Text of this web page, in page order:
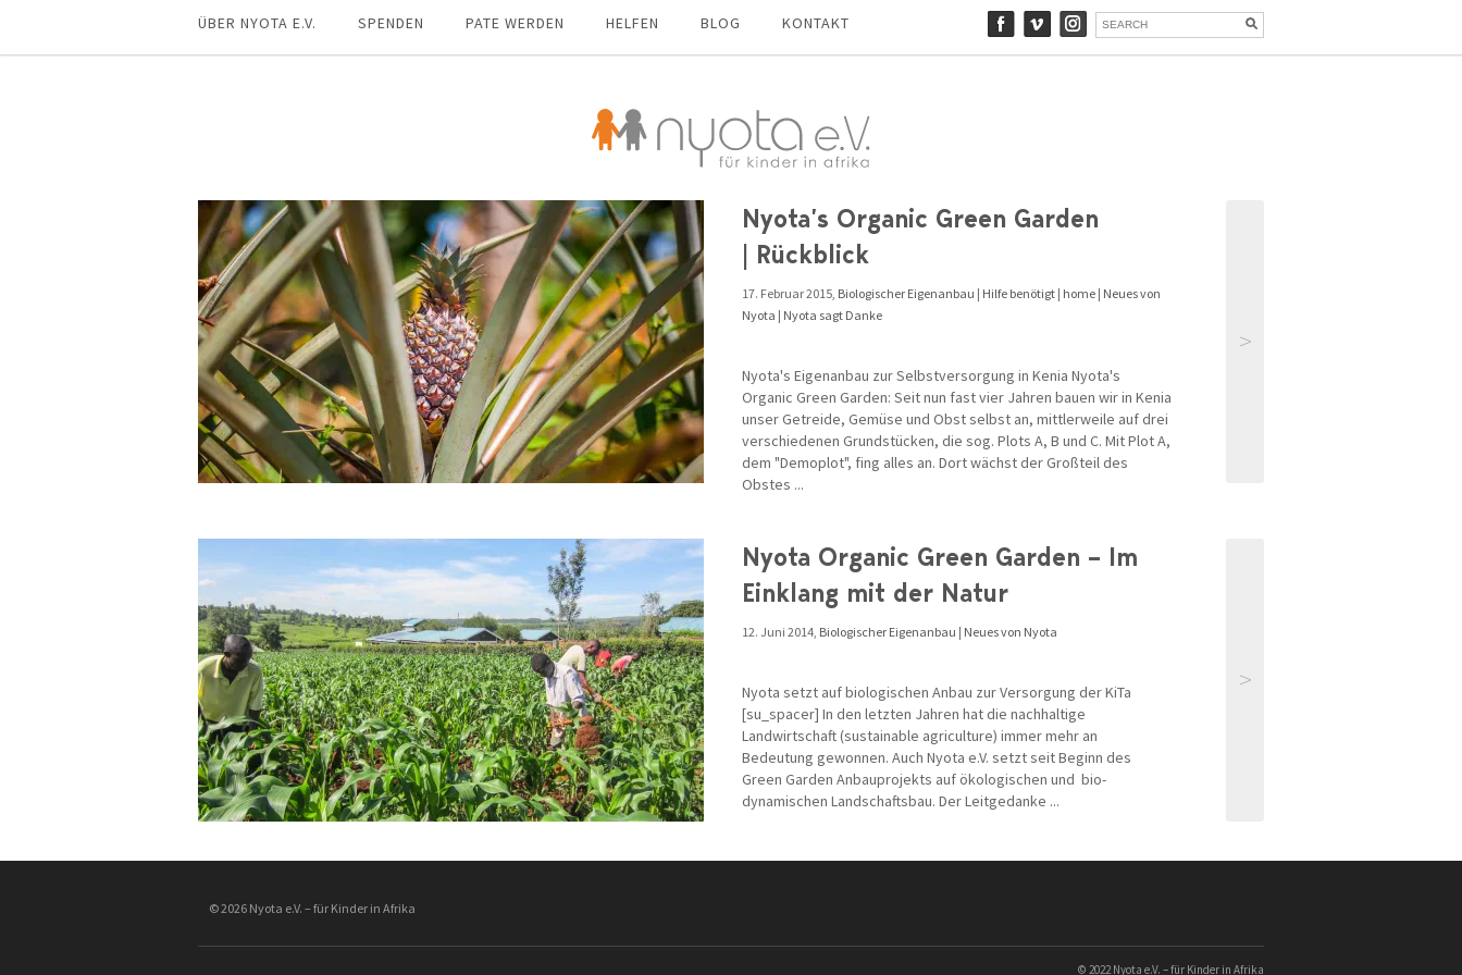
ÜBER NYOTA E.V. SPENDEN PATE WERDEN HELFEN BLOG KONTAKT
Nyota’s Organic Green Garden
| Rückblick
17. Februar 2015, Biologischer Eigenanbau | Hilfe benötigt | home | Neues von
Nyota | Nyota sagt Danke
Nyota's Eigenanbau zur Selbstversorgung in Kenia Nyota's
Organic Green Garden: Seit nun fast vier Jahren bauen wir in Kenia
unser Getreide, Gemüse und Obst selbst an, mittlerweile auf drei
verschiedenen Grundstücken, die sog. Plots A, B und C. Mit Plot A,
dem "Demoplot", fing alles an. Dort wächst der Großteil des
Obstes ...
>
Nyota Organic Green Garden – Im
Einklang mit der Natur
12. Juni 2014, Biologischer Eigenanbau | Neues von Nyota
Nyota setzt auf biologischen Anbau zur Versorgung der KiTa
[su_spacer] In den letzten Jahren hat die nachhaltige
Landwirtschaft (sustainable agriculture) immer mehr an
Bedeutung gewonnen. Auch Nyota e.V. setzt seit Beginn des
Green Garden Anbauprojekts auf ökologischen und bio-
dynamischen Landschaftsbau. Der Leitgedanke ...
>
© 2026 Nyota e.V. – für Kinder in Afrika
© 2022 Nyota e.V. – für Kinder in Afrika